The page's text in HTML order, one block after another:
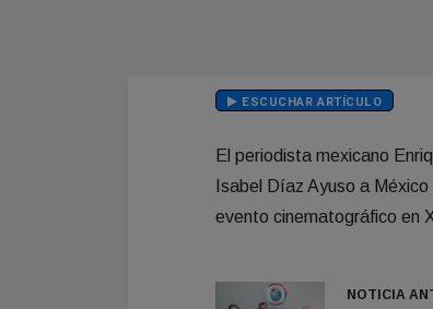
ESCUCHAR ARTÍCULO
El periodista mexicano
Isabel Díaz Ayuso a
evento cinematográfico en
NOTICIA